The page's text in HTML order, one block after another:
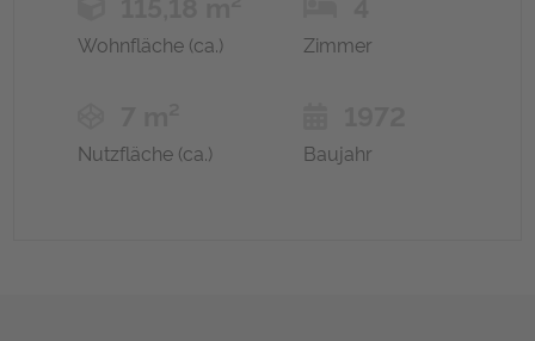
Wohnfläche (ca.) Zimmer
Nutzfläche (ca.) Baujahr